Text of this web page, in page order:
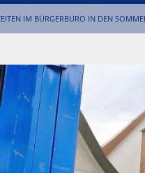
IM BÜRGERBÜRO IN DEN